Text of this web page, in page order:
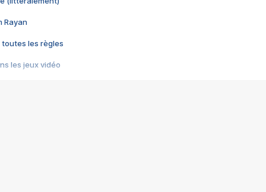
Rayan
toutes les règles
les jeux vidéo